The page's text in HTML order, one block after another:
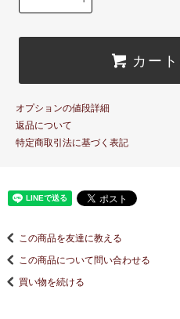
カー
オプションの値段詳細
返品について
特定商取引法に基づく表記
この商品を友達に教える
この商品について問い合わせる
買い物を続ける